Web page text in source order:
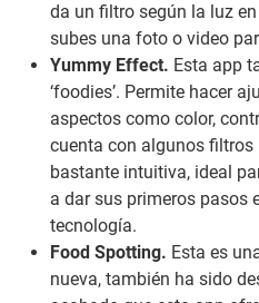
da un filtro según la luz
subes una foto o video
Yummy Effect. Esta app
‘foodies’. Permite hacer
aspectos como color,
cuenta con algunos filtros
bastante intuitiva, ideal
a dar sus primeros pasos
tecnología.
Food Spotting. Esta es
nueva, también ha sido